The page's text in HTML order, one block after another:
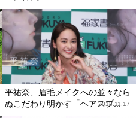
平祐奈、眉毛メイクへの並々なら
ぬこだわり明かす「ヘアスプ...
2018.11.17